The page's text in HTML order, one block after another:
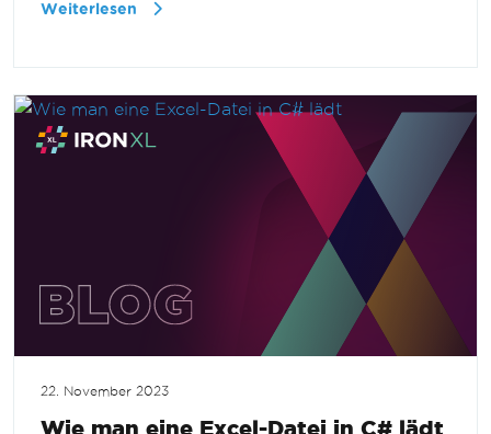
Weiterlesen
22. November 2023
Wie man eine Excel-Datei in C# lädt